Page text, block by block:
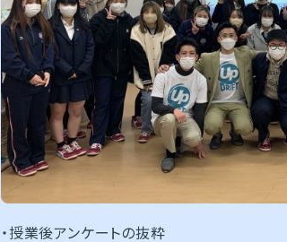
・授業後アンケートの抜粋